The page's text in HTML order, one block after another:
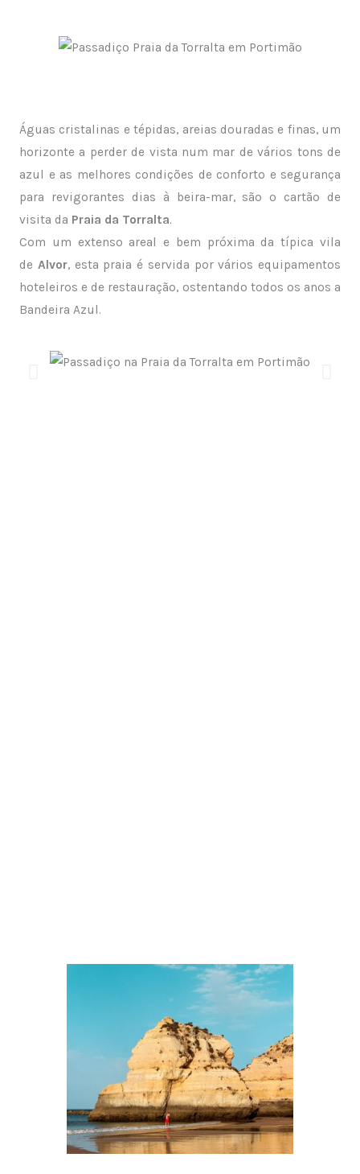
Águas cristalinas e tépidas, areias douradas e finas, um
horizonte a perder de vista num mar de vários tons de
azul e as melhores condições de conforto e segurança
para revigorantes dias à beira-mar, são o cartão de
visita da Praia da Torralta.
Com um extenso areal e bem próxima da típica vila
de Alvor, esta praia é servida por vários equipamentos
hoteleiros e de restauração, ostentando todos os anos a
Bandeira Azul.